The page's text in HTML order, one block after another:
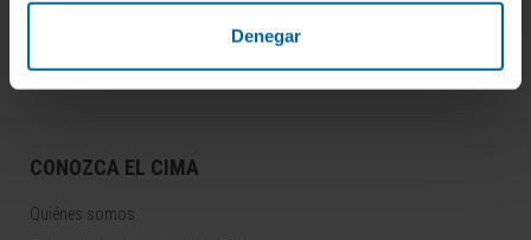
Denegar
CONOZCA EL CIMA
Quiénes somos